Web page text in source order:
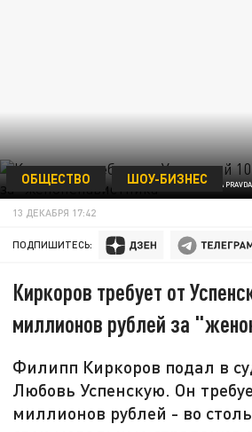
KOMSOMOLSKAYA
ОБЩЕСТВО ШОУ-БИЗНЕС
13 ДЕКАБРЯ 17:42
ПОДПИШИТЕСЬ:
Киркоров требует от
миллионов рублей за
Филипп Киркоров подал в
Любовь Успенскую. Он
миллионов рублей - во